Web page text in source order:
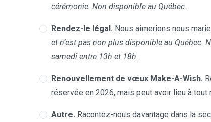
cérémonie. Non disponible au Québec.
Rendez-le légal. Nous aimerions nous
et n’est pas non plus disponible au
samedi entre 13h et 18h.
Renouvellement de vœux Make-A-Wish.
réservée en 2026, mais peut avoir lieu à tout
Autre. Racontez-nous davantage dans la